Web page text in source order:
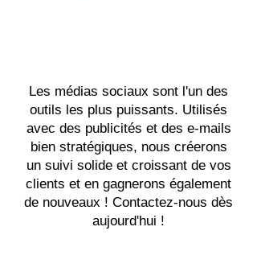
Les médias sociaux sont l'un des
outils les plus puissants. Utilisés
avec des publicités et des e-mails
bien stratégiques, nous créerons
un suivi solide et croissant de vos
clients et en gagnerons également
de nouveaux ! Contactez-nous dès
aujourd'hui !